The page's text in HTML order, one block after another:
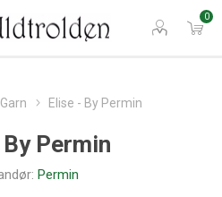
0
Garn Elise - By Permin
Permin
Permin